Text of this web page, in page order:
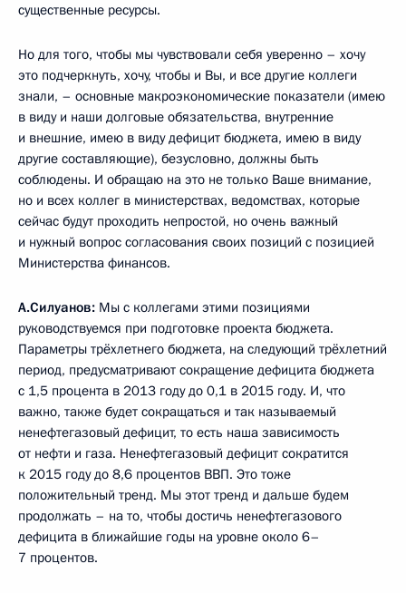
существенные ресурсы.
Но для того, чтобы мы чувствовали себя уверенно – хочу
это подчеркнуть, хочу, чтобы и Вы, и все другие коллеги
знали, – основные макроэкономические показатели (имею
в виду и наши долговые обязательства, внутренние
и внешние, имею в виду дефицит бюджета, имею в виду
другие составляющие), безусловно, должны быть
соблюдены. И обращаю на это не только Ваше внимание,
но и всех коллег в министерствах, ведомствах, которые
сейчас будут проходить непростой, но очень важный
и нужный вопрос согласования своих позиций с позицией
Министерства финансов.
А.Силуанов: Мы с коллегами этими позициями
руководствуемся при подготовке проекта бюджета.
Параметры трёхлетнего бюджета, на следующий трёхлетний
период, предусматривают сокращение дефицита бюджета
с 1,5 процента в 2013 году до 0,1 в 2015 году. И, что
важно, также будет сокращаться и так называемый
ненефтегазовый дефицит, то есть наша зависимость
от нефти и газа. Ненефтегазовый дефицит сократится
к 2015 году до 8,6 процентов ВВП. Это тоже
положительный тренд. Мы этот тренд и дальше будем
продолжать – на то, чтобы достичь ненефтегазового
дефицита в ближайшие годы на уровне около 6–
7 процентов.